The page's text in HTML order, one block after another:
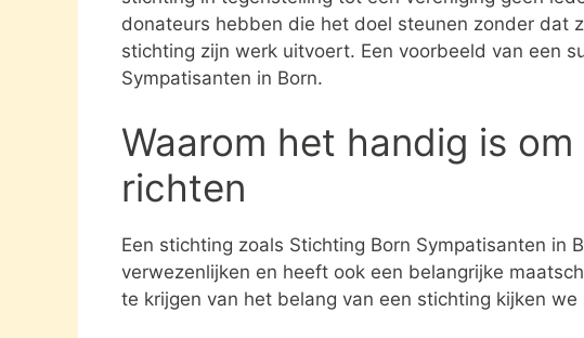
donateurs hebben die het doel steunen zonder dat
stichting zijn werk uitvoert. Een voorbeeld van een
Sympatisanten in Born.
Waarom het handig is
richten
Een stichting zoals Stichting Born Sympatisanten in
verwezenlijken en heeft ook een belangrijke
te krijgen van het belang van een stichting kijken